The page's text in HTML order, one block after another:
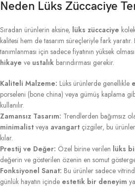
Neden Lüks Züccaciye
Sıradan ürünlerin aksine, lüks züccaciye
kalitesi hem de tasarım süreçleriyle fark
tanımlanması için sadece fiyatının yüksek
hikaye ve ustalık barındırması gerekir.
Kaliteli Malzeme: Lüks ürünlerde genellikle
porseleni (bone china) veya gümüş kaplama
kullanılır.
Zamansız Tasarım: Trendlerden bağımsız
minimalist veya avangart çizgiler, bu
kılar.
Prestij ve Değer: Özel birine verilen lüks
değerin ve gösterilen özenin en somut
Fonksiyonel Sanat: Bu ürünler sadece
günlük hayatın içinde estetik bir deneyim